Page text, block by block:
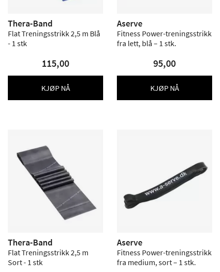
Thera-Band
Flat Treningsstrikk 2,5 m Blå
- 1 stk
115,00
KJØP NÅ
Aserve
Fitness Power-treningsstrikk
fra lett, blå – 1 stk.
95,00
KJØP NÅ
Thera-Band
Flat Treningsstrikk 2,5 m
Sort - 1 stk
Aserve
Fitness Power-treningsstrikk
fra medium, sort – 1 stk.